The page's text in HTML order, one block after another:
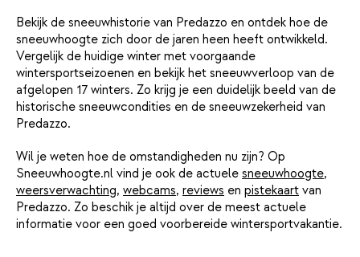
Bekijk de sneeuwhistorie van Predazzo en ontdek hoe de
sneeuwhoogte zich door de jaren heen heeft ontwikkeld.
Vergelijk de huidige winter met voorgaande
wintersportseizoenen en bekijk het sneeuwverloop van de
afgelopen 17 winters. Zo krijg je een duidelijk beeld van de
historische sneeuwcondities en de sneeuwzekerheid van
Predazzo.
Wil je weten hoe de omstandigheden nu zijn? Op
Sneeuwhoogte.nl vind je ook de actuele sneeuwhoogte,
weersverwachting, webcams, reviews en pistekaart van
Predazzo. Zo beschik je altijd over de meest actuele
informatie voor een goed voorbereide wintersportvakantie.